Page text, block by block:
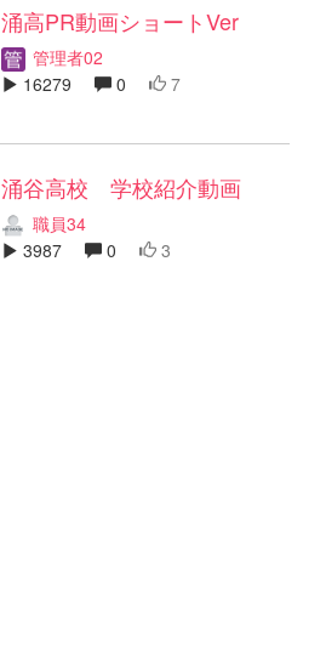
涌高PR動画ショートVer
管理者02
16279
0 7
涌谷高校 学校紹介動画
職員34
3987
0 3